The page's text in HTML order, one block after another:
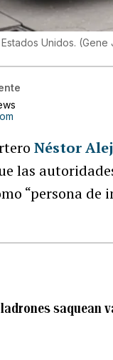
Unidos. (Gene
Néstor
las
“persona de
saquean